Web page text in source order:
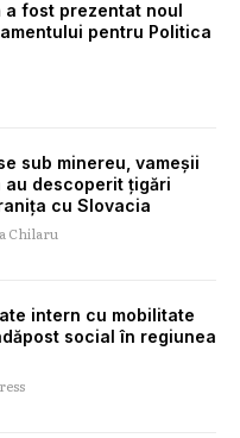
a fost prezentat noul
pentru Politica
sub minereu, vameșii
descoperit țigări
cu Slovacia
Chilaru
intern cu mobilitate
social în regiunea